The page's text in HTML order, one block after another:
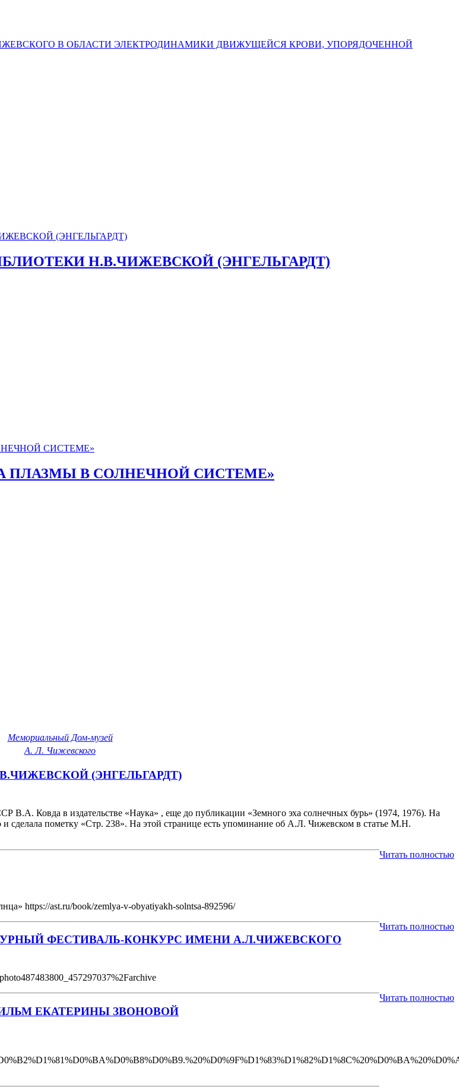
В ОБЛАСТИ ЭЛЕКТРОДИНАМИКИ ДВИЖУЩЕЙСЯ КРОВИ, УПОРЯДОЧЕННОЙ
Н.В.ЧИЖЕВСКОЙ (ЭНГЕЛЬГАРДТ)
ПЛАЗМЫ В СОЛНЕЧНОЙ СИСТЕМЕ»
Мемориальный Дом-музей
А. Л. Чижевского
(ЭНГЕЛЬГАРДТ)
Ковда в издательстве «Наука» , еще до публикации «Земного эха солнечных бурь» (1974, 1976). На
сделала пометку «Стр. 238». На этой странице есть упоминание об А.Л. Чижевском в статье М.Н.
Читать полностью
https://ast.ru/book/zemlya-v-obyatiyakh-solntsa-892596/
Читать полностью
ФЕСТИВАЛЬ-КОНКУРС ИМЕНИ А.Л.ЧИЖЕВСКОГО
Читать полностью
ЕКАТЕРИНЫ ЗВОНОВОЙ